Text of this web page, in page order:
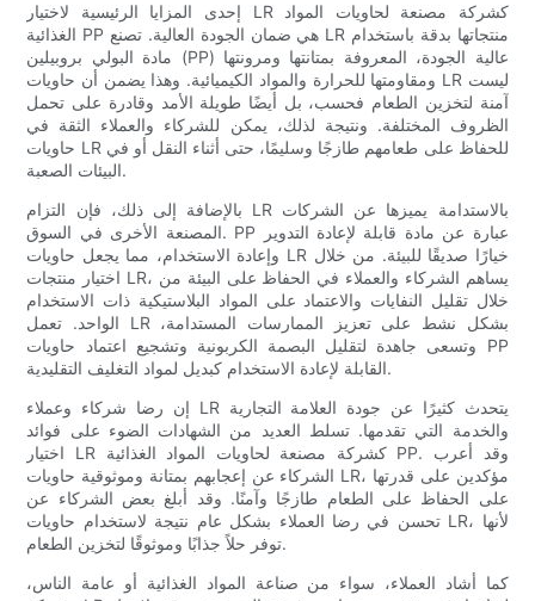
إحدى المزايا الرئيسية لاختيار LR كشركة مصنعة لحاويات المواد
الغذائية PP هي ضمان الجودة العالية. تصنع LR منتجاتها بدقة باستخدام
مادة البولي بروبيلين (PP) عالية الجودة، المعروفة بمتانتها ومرونتها
ومقاومتها للحرارة والمواد الكيميائية. وهذا يضمن أن حاويات LR ليست
آمنة لتخزين الطعام فحسب، بل أيضًا طويلة الأمد وقادرة على تحمل
الظروف المختلفة. ونتيجة لذلك، يمكن للشركاء والعملاء الثقة في
حاويات LR للحفاظ على طعامهم طازجًا وسليمًا، حتى أثناء النقل أو في
البيئات الصعبة.
بالإضافة إلى ذلك، فإن التزام LR بالاستدامة يميزها عن الشركات
المصنعة الأخرى في السوق. PP عبارة عن مادة قابلة لإعادة التدوير
وإعادة الاستخدام، مما يجعل حاويات LR خيارًا صديقًا للبيئة. من خلال
اختيار منتجات LR، يساهم الشركاء والعملاء في الحفاظ على البيئة من
خلال تقليل النفايات والاعتماد على المواد البلاستيكية ذات الاستخدام
الواحد. تعمل LR بشكل نشط على تعزيز الممارسات المستدامة،
وتسعى جاهدة لتقليل البصمة الكربونية وتشجيع اعتماد حاويات PP
القابلة لإعادة الاستخدام كبديل لمواد التغليف التقليدية.
إن رضا شركاء وعملاء LR يتحدث كثيرًا عن جودة العلامة التجارية
والخدمة التي تقدمها. تسلط العديد من الشهادات الضوء على فوائد
اختيار LR كشركة مصنعة لحاويات المواد الغذائية PP. وقد أعرب
الشركاء عن إعجابهم بمتانة وموثوقية حاويات LR، مؤكدين على قدرتها
على الحفاظ على الطعام طازجًا وآمنًا. وقد أبلغ بعض الشركاء عن
تحسن في رضا العملاء بشكل عام نتيجة لاستخدام حاويات LR، لأنها
توفر حلاً جذابًا وموثوقًا لتخزين الطعام.
كما أشاد العملاء، سواء من صناعة المواد الغذائية أو عامة الناس،